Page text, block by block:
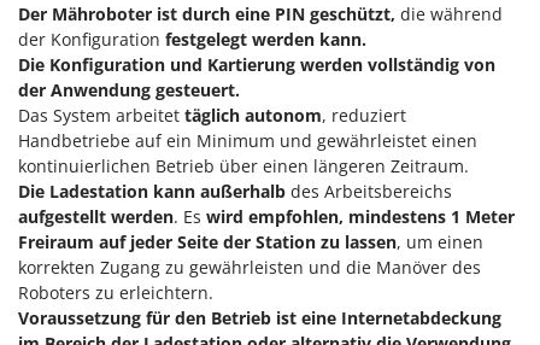
Silky
Simatech
Sirman
Skil
Smartwood
Smeg
Snapper
Solidur
Spice Electronics
Der Mähroboter ist durch eine PIN geschützt, die während
der Konfiguration festgelegt werden kann.
Die Konfiguration und Kartierung werden vollständig von
der Anwendung gesteuert.
Das System arbeitet täglich autonom, reduziert
Handbetriebe auf ein Minimum und gewährleistet einen
kontinuierlichen Betrieb über einen längeren Zeitraum.
Die Ladestation kann außerhalb des Arbeitsbereichs
aufgestellt werden. Es wird empfohlen, mindestens 1 Meter
Freiraum auf jeder Seite der Station zu lassen, um einen
korrekten Zugang zu gewährleisten und die Manöver des
Roboters zu erleichtern.
Voraussetzung für den Betrieb ist eine Internetabdeckung